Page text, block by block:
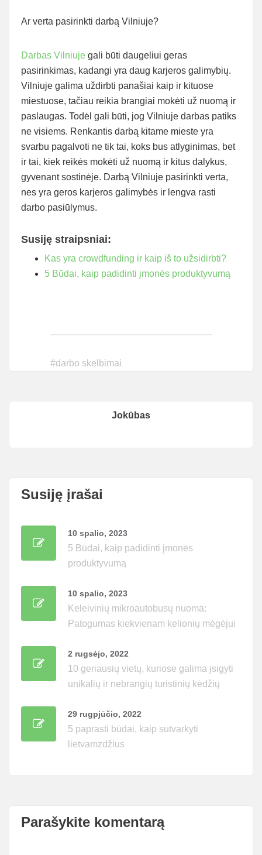
Ar verta pasirinkti darbą Vilniuje?
Darbas Vilniuje gali būti daugeliui geras
pasirinkimas, kadangi yra daug karjeros galimybių.
Vilniuje galima uždirbti panašiai kaip ir kituose
miestuose, tačiau reikia brangiai mokėti už nuomą ir
paslaugas. Todėl gali būti, jog Vilniuje darbas patiks
ne visiems. Renkantis darbą kitame mieste yra
svarbu pagalvoti ne tik tai, koks bus atlyginimas, bet
ir tai, kiek reikės mokėti už nuomą ir kitus dalykus,
gyvenant sostinėje. Darbą Vilniuje pasirinkti verta,
nes yra geros karjeros galimybės ir lengva rasti
darbo pasiūlymus.
Susiję straipsniai:
Kas yra crowdfunding ir kaip iš to užsidirbti?
5 Būdai, kaip padidinti įmonės produktyvumą
#darbo skelbimai
Jokūbas
Susiję įrašai
10 spalio, 2023
5 Būdai, kaip padidinti įmonės
produktyvumą
10 spalio, 2023
Keleivinių mikroautobusų nuoma:
Patogumas kiekvienam kelionių mėgėjui
2 rugsėjo, 2022
10 geriausių vietų, kuriose galima įsigyti
unikalių ir nebrangių turistinių kėdžių
29 rugpjūčio, 2022
5 paprasti būdai, kaip sutvarkyti
lietvamzdžius
Parašykite komentarą